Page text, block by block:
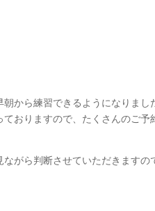
から練習できるようになりまし
おりますので、たくさんのご予
がら判断させていただきますの